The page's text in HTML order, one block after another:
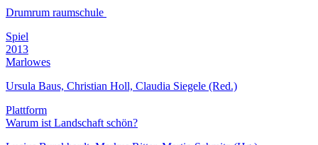
Drumrum raumschule
Spiel
2013
Marlowes
Ursula Baus, Christian Holl, Claudia Siegele (Red.)
Plattform
Warum ist Landschaft schön?